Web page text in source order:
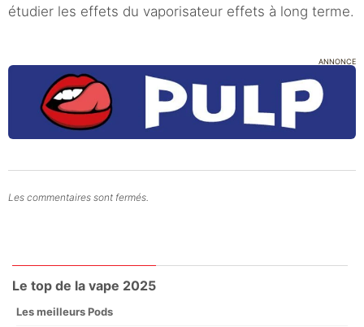
étudier les effets du vaporisateur effets à long terme.
ANNONCE
Les commentaires sont fermés.
Le top de la vape 2025
Les meilleurs Pods